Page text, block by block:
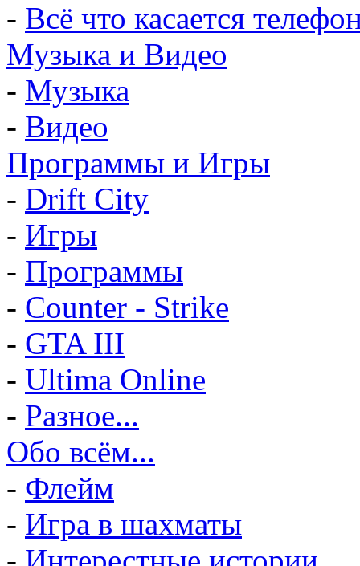
- Всё что касается
Музыка и Видео
- Музыка
- Видео
Программы и Игры
- Drift City
- Игры
- Программы
- Counter - Strike
- GTA III
- Ultima Online
- Разное...
Обо всём...
- Флейм
- Игра в шахматы